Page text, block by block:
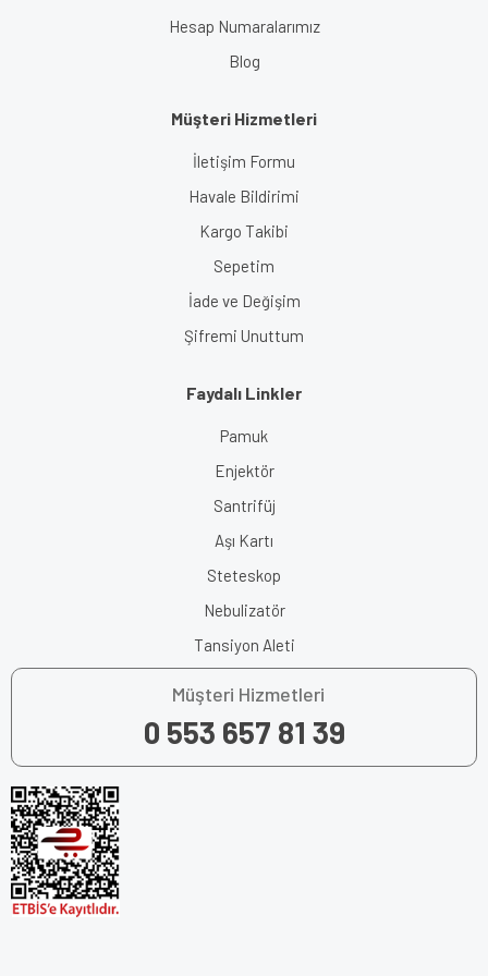
Hesap Numaralarımız
Blog
Müşteri Hizmetleri
İletişim Formu
Havale Bildirimi
Kargo Takibi
Sepetim
İade ve Değişim
Şifremi Unuttum
Faydalı Linkler
Pamuk
Enjektör
Santrifüj
Aşı Kartı
Steteskop
Nebulizatör
Tansiyon Aleti
Müşteri Hizmetleri
0 553 657 81 39